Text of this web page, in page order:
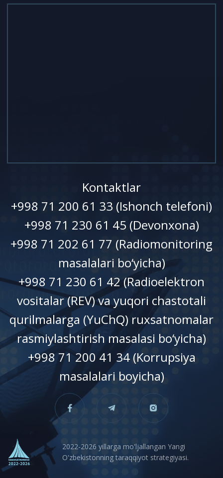
Kontaktlar
+998 71 200 61 33 (Ishonch telefoni)
+998 71 230 61 45 (Devonxonа)
+998 71 202 61 77 (Radiomonitoring
masalalari bo‘yicha)
+998 71 230 61 42 (Radioelektron
vositalar (REV) va yuqori chastotali
qurilmalarga (YuChQ) ruxsatnomalar
rasmiylashtirish masalasi bo‘yicha)
+998 71 200 41 34 (Korrupsiya
masalalari boyicha)
2022-2026 yillarga mo'ljallangan Yangi
O'zbekistonning taraqqiyot strategiyasi.